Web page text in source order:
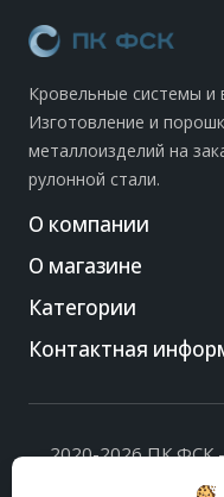
Кровельные системы и
Изготовление и
металлоизделий на
рулонной стали.
О компании
О магазине
Категории
Контактная
2020-2026 ПК ФСК -